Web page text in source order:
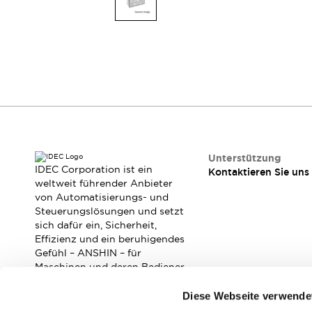
Diese Webseite
Mobile AutomatisierungEntdecken Sie alles
Schalter und Meldeleuchten
Sicherheitskomponenten
AGV/AMR
Intelligente Bildschirmaktualisierungen
Intelligente Sicherheit für den toten Winkel
Sicherheit an der Produktionslinie
Sicherheitsmaßnahme für bewegliche Roboter
Entdecken Sie alles
Halbleiter
Einfaches Auswechseln von Schaltern
IDEC Corporation ist ein
weltweit führender Anbieter
von Automatisierungs- und
Steuerungslösungen und setzt
sich dafür ein, Sicherheit,
Effizienz und ein beruhigendes
Gefühl – ANSHIN – für
Maschinen und deren Bediener
Unterstützung
Kontaktieren Sie uns